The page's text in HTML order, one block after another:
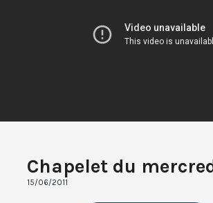
Chapelet du
15/06/2011